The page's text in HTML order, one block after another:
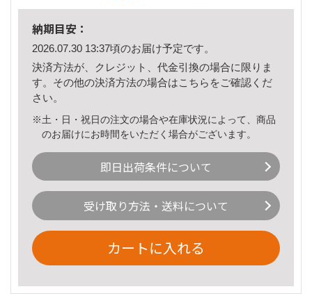
納期目安：
2026.07.30 13:37頃のお届け予定です。
決済方法が、クレジット、代金引換の場合に限りま
す。その他の決済方法の場合はこちら をご確認くだ
さい。
※土・日・祝日の注文の場合や在庫状況によって、商品
のお届けにお時間をいただく場合がございます。
即日出荷条件について
受け取り方法・送料について
カートに入れる